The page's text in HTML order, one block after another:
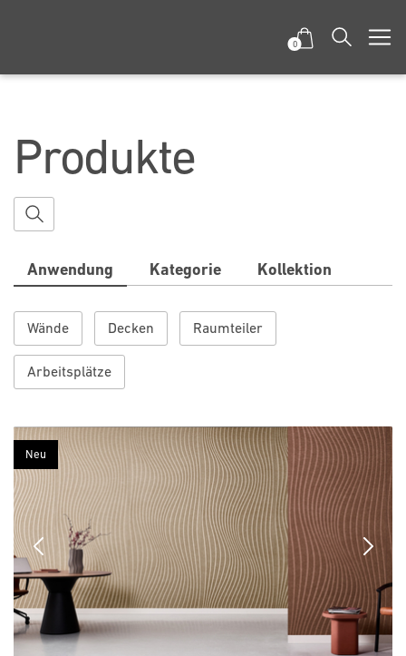
0
Produkte
Anwendung Kategorie Kollektion
Wände Decken Raumteiler
Arbeitsplätze
Previous Next
Neu